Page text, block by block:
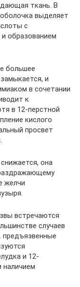
ткань. В
выделяет
с
образованием
большее
и
в сочетании
к
в 12-перстной
кислого
просвет
она
желчи
встречаются
случаев
предъязвенные
и 12-
наличием